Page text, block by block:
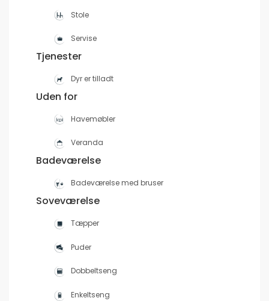
Stole
Servise
Tjenester
Dyr er tilladt
Uden for
Havemøbler
Veranda
Badeværelse
Badeværelse med bruser
Soveværelse
Tæpper
Puder
Dobbeltseng
Enkeltseng